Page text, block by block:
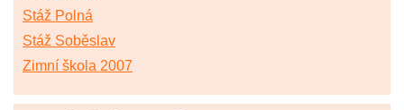
Stáž Polná
Stáž Soběslav
Zimní škola 2007